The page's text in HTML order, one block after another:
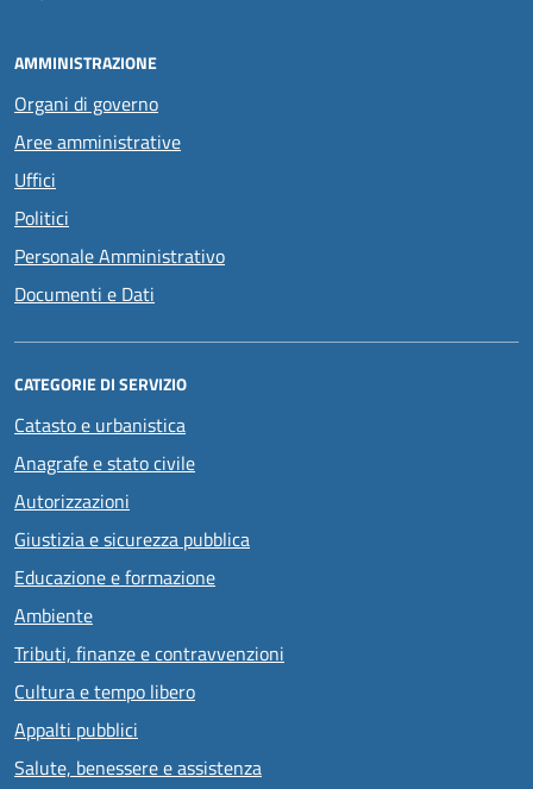
AMMINISTRAZIONE
Organi di governo
Aree amministrative
Uffici
Politici
Personale Amministrativo
Documenti e Dati
CATEGORIE DI SERVIZIO
Catasto e urbanistica
Anagrafe e stato civile
Autorizzazioni
Giustizia e sicurezza pubblica
Educazione e formazione
Ambiente
Tributi, finanze e contravvenzioni
Cultura e tempo libero
Appalti pubblici
Salute, benessere e assistenza